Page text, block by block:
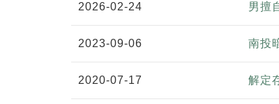
2026-02-24 男擅
2023-09-06 南投
2020-07-17 解定